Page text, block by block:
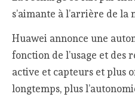
s’aimante à l’arrière de la
Huawei annonce une
fonction de l’usage et des
active et capteurs et plus
longtemps, plus